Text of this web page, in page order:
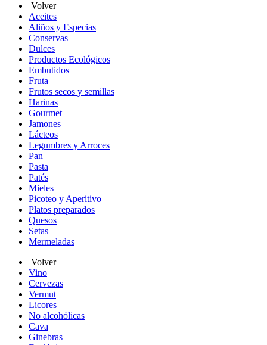
Volver
Aceites
Aliños y Especias
Conservas
Dulces
Productos Ecológicos
Embutidos
Fruta
Frutos secos y semillas
Harinas
Gourmet
Jamones
Lácteos
Legumbres y Arroces
Pan
Pasta
Patés
Mieles
Picoteo y Aperitivo
Platos preparados
Quesos
Setas
Mermeladas
Volver
Vino
Cervezas
Vermut
Licores
No alcohólicas
Cava
Ginebras